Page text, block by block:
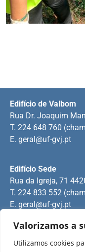
Valorizamos a
Utilizamos cookies
Rua Manuel Pinto
Edifício Sede
Rua da Igreja, 71
T. 224 833 552
E. geral@uf-gvj.pt
Edifício de Valbom
Rua Dr. Joaquim
T. 224 648 760
E. geral@uf-gvj.pt